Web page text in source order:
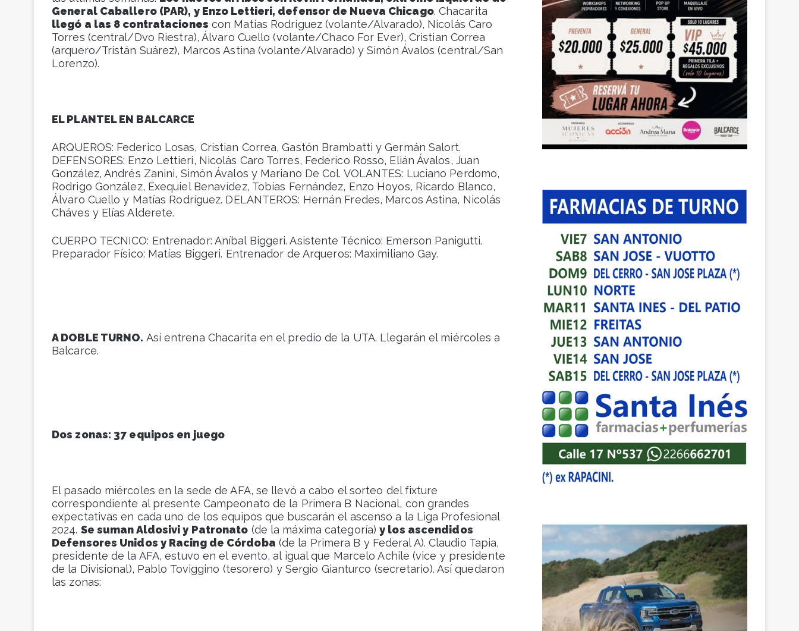
General Caballero (PAR), y Enzo Lettieri, defensor de Nueva Chicago. Chacarita
llegó a las 8 contrataciones con Matías Rodríguez (volante/Alvarado), Nicolás Caro
Torres (central/Dvo Riestra), Álvaro Cuello (volante/Chaco For Ever), Cristian Correa
(arquero/Tristán Suárez), Marcos Astina (volante/Alvarado) y Simón Ávalos (central/San
Lorenzo).
EL PLANTEL EN BALCARCE
ARQUEROS: Federico Losas, Cristian Correa, Gastón Brambatti y Germán Salort.
DEFENSORES: Enzo Lettieri, Nicolás Caro Torres, Federico Rosso, Elián Ávalos, Juan
González, Andrés Zanini, Simón Ávalos y Mariano De Col. VOLANTES: Luciano Perdomo,
Rodrigo González, Exequiel Benavídez, Tobías Fernández, Enzo Hoyos, Ricardo Blanco,
Álvaro Cuello y Matías Rodríguez. DELANTEROS: Hernán Fredes, Marcos Astina, Nicolás
Cháves y Elías Alderete.
CUERPO TECNICO: Entrenador: Aníbal Biggeri. Asistente Técnico: Emerson Panigutti.
Preparador Físico: Matías Biggeri. Entrenador de Arqueros: Maximiliano Gay.
A DOBLE TURNO. Así entrena Chacarita en el predio de la UTA. Llegarán el miércoles a
Balcarce.
Dos zonas: 37 equipos en juego
El pasado miércoles en la sede de AFA, se llevó a cabo el sorteo del fixture
correspondiente al presente Campeonato de la Primera B Nacional, con grandes
expectativas en cada uno de los equipos que buscarán el ascenso a la Liga Profesional
2024. Se suman Aldosivi y Patronato (de la máxima categoría)y los ascendidos
Defensores Unidos y Racing de Córdoba (de la Primera B y Federal A). Claudio Tapia,
presidente de la AFA, estuvo en el evento, al igual que Marcelo Achile (vice y presidente
de la Divisional), Pablo Toviggino (tesorero) y Sergio Gianturco (secretario). Así quedaron
las zonas: